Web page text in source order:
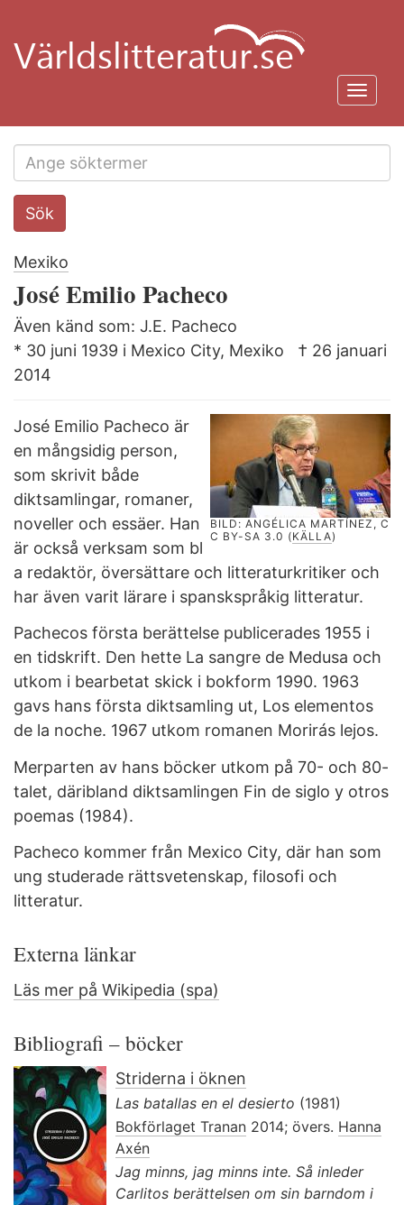
huvudinnehåll
Search
this
Sök
Mexiko
José Emilio Pacheco
Även känd som: J.E. Pacheco
* 30 juni 1939 i Mexico City, Mexiko
† 26 januari
2014
BILD: ANGÉLICA MARTÍNEZ, C
C BY-SA 3.0 (KÄLLA)
José Emilio Pacheco är
en mångsidig person,
som skrivit både
diktsamlingar, romaner,
noveller och essäer. Han
är också verksam som bl
a redaktör, översättare och litteraturkritiker och
har även varit lärare i spanskspråkig litteratur.
Pachecos första berättelse publicerades 1955 i
en tidskrift. Den hette La sangre de Medusa och
utkom i bearbetat skick i bokform 1990. 1963
gavs hans första diktsamling ut, Los elementos
de la noche. 1967 utkom romanen Morirás lejos.
Merparten av hans böcker utkom på 70- och 80-
talet, däribland diktsamlingen Fin de siglo y otros
poemas (1984).
Pacheco kommer från Mexico City, där han som
ung studerade rättsvetenskap, filosofi och
litteratur.
Externa länkar
Läs mer på Wikipedia (spa)
Bibliografi – böcker
Striderna i öknen
Las batallas en el desierto (1981)
Bokförlaget Tranan 2014; övers. Hanna
Axén
Jag minns, jag minns inte. Så inleder
Carlitos berättelsen om sin barndom i